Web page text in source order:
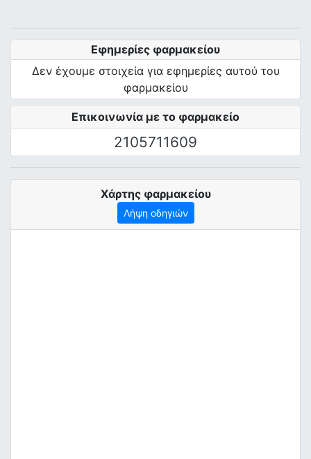
Επικοινωνία με το φαρμακείο
2105711609
Εφημερίες φαρμακείου
Δεν έχουμε στοιχεία για εφημερίες αυτού του
φαρμακείου
Χάρτης φαρμακείου
Λήψη οδηγιών